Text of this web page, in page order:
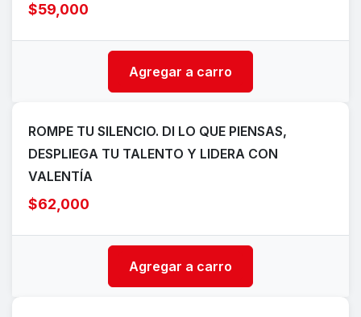
$59,000
Agregar a carro
ROMPE TU SILENCIO. DI LO QUE PIENSAS,
DESPLIEGA TU TALENTO Y LIDERA CON
VALENTÍA
$62,000
Agregar a carro